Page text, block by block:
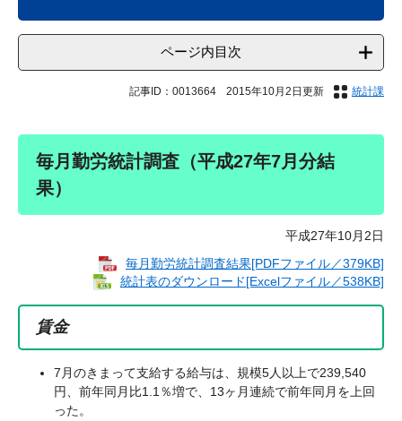
ページ内目次
記事ID：0013664 2015年10月2日更新 統計課
毎月勤労統計調査（平成27年7月分結
果）
平成27年10月2日
毎月勤労統計調査結果[PDFファイル／379KB]
統計表のダウンロード[Excelファイル／538KB]
賃金
7月のきまって支給する給与は、規模5人以上で239,540
円、前年同月比1.1％増で、13ヶ月連続で前年同月を上回
った。